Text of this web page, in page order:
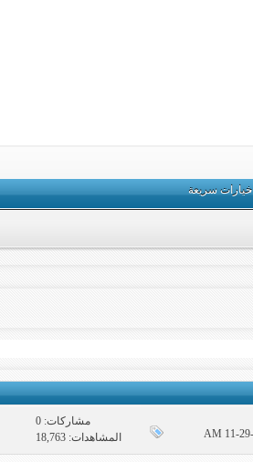
خيارات سريعة
مشاركات:0
المشاهدات: 18,763